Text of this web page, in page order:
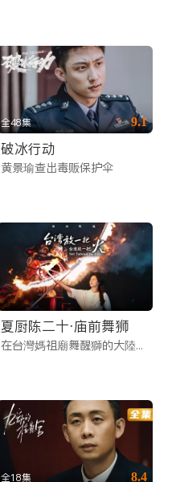
全48集 9.1
破冰行动
黄景瑜查出毒贩保护伞
夏厨陈二十·庙前舞狮
在台灣媽祖廟舞醒獅的大陸女孩
全18集 8.4